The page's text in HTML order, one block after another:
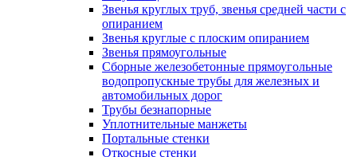
Звенья круглых труб, звенья средней части с
опиранием
Звенья круглые с плоским опиранием
Звенья прямоугольные
Сборные железобетонные прямоугольные
водопропускные трубы для железных и
автомобильных дорог
Трубы безнапорные
Уплотнительные манжеты
Портальные стенки
Откосные стенки